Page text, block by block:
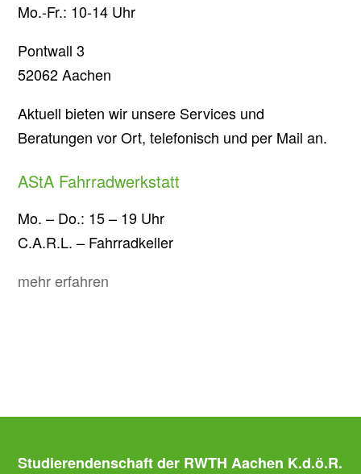
Mo.-Fr.: 10-14 Uhr
Pontwall 3
52062 Aachen
Aktuell bieten wir unsere Services und
Beratungen vor Ort, telefonisch und per Mail an.
AStA Fahrradwerkstatt
Mo. – Do.: 15 – 19 Uhr
C.A.R.L. – Fahrradkeller
mehr erfahren
Studierendenschaft der RWTH Aachen K.d.ö.R.